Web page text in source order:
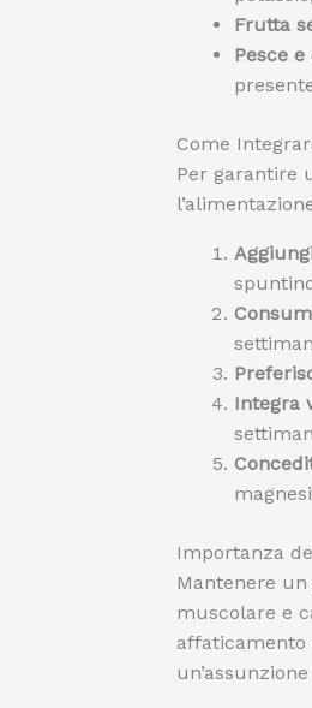
Frutta
Pesce
Come
Per garantire
Integra
Importanza
Mantenere
muscolare e
affaticamento